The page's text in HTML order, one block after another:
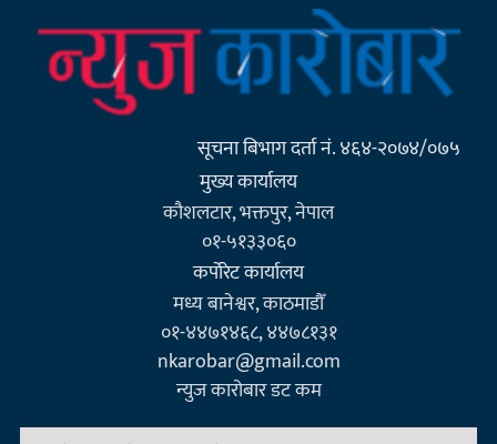
सूचना बिभाग दर्ता नं. ४६४-२०७४/०७५
मुख्य कार्यालय
कौशलटार, भक्तपुर, नेपाल
०१-५१३३०६०
कर्पाेरेट कार्यालय
मध्य बानेश्वर, काठमाडौँ
०१-४४७१४६८, ४४७८१३१
nkarobar@gmail.com
न्युज कारोबार डट कम